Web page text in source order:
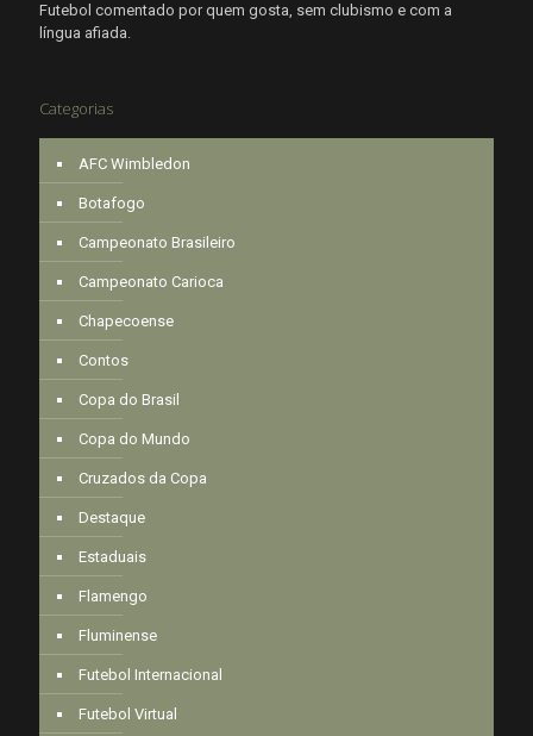
Futebol comentado por quem gosta, sem clubismo e com a
língua afiada.
Categorias
AFC Wimbledon
Botafogo
Campeonato Brasileiro
Campeonato Carioca
Chapecoense
Contos
Copa do Brasil
Copa do Mundo
Cruzados da Copa
Destaque
Estaduais
Flamengo
Fluminense
Futebol Internacional
Futebol Virtual